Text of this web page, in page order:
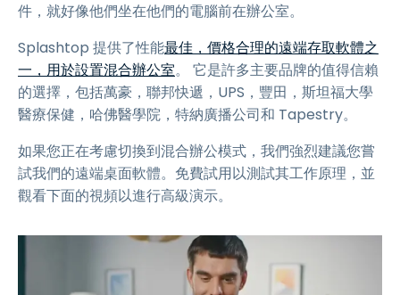
件，就好像他們坐在他們的電腦前在辦公室。
Splashtop 提供了性能最佳，價格合理的遠端存取軟體之
一，用於設置混合辦公室。 它是許多主要品牌的值得信賴
的選擇，包括萬豪，聯邦快遞，UPS，豐田，斯坦福大學
醫療保健，哈佛醫學院，特納廣播公司和 Tapestry。
如果您正在考慮切換到混合辦公模式，我們強烈建議您嘗
試我們的遠端桌面軟體。免費試用以測試其工作原理，並
觀看下面的視頻以進行高級演示。